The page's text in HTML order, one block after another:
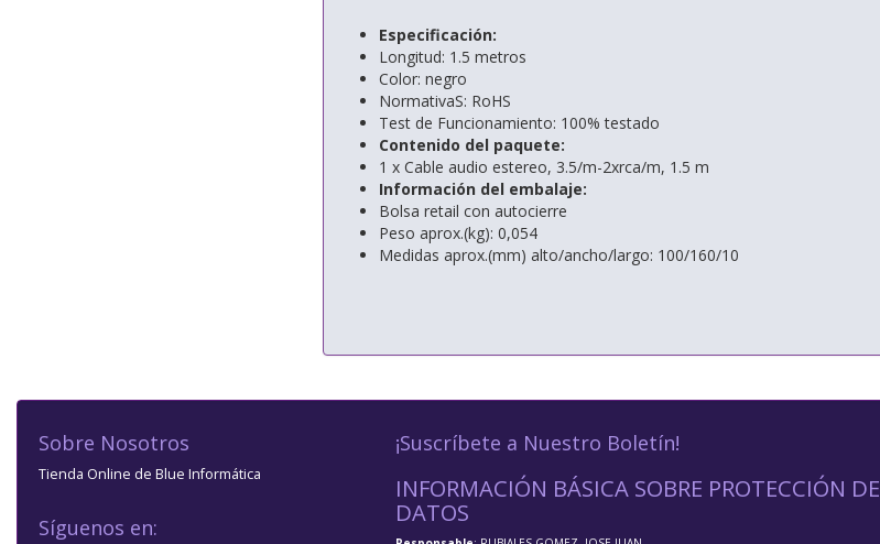
Especificación:
Longitud: 1.5 metros
Color: negro
NormativaS: RoHS
Test de Funcionamiento: 100% testado
Contenido del paquete:
1 x Cable audio estereo, 3.5/m-2xrca/m, 1.5 m
Información del embalaje:
Bolsa retail con autocierre
Peso aprox.(kg): 0,054
Medidas aprox.(mm) alto/ancho/largo: 100/160/10
Sobre Nosotros
Tienda Online de Blue Informática
Síguenos en:
¡Suscríbete a Nuestro Boletín!
INFORMACIÓN BÁSICA SOBRE PROTECCIÓN DE
DATOS